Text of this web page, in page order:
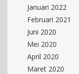
Januari 2022
Februari 2021
Juni 2020
Mei 2020
April 2020
Maret 2020